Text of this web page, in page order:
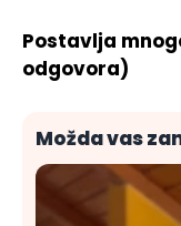
Postavlja
odgovora)
Možda vas